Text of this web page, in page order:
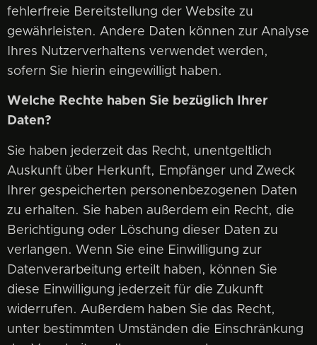
fehlerfreie Bereitstellung der Website zu
gewährleisten. Andere Daten können zur Analyse
Ihres Nutzerverhaltens verwendet werden,
sofern Sie hierin eingewilligt haben.
Welche Rechte haben Sie bezüglich Ihrer
Daten?
Sie haben jederzeit das Recht, unentgeltlich
Auskunft über Herkunft, Empfänger und Zweck
Ihrer gespeicherten personenbezogenen Daten
zu erhalten. Sie haben außerdem ein Recht, die
Berichtigung oder Löschung dieser Daten zu
verlangen. Wenn Sie eine Einwilligung zur
Datenverarbeitung erteilt haben, können Sie
diese Einwilligung jederzeit für die Zukunft
widerrufen. Außerdem haben Sie das Recht,
unter bestimmten Umständen die Einschränkung